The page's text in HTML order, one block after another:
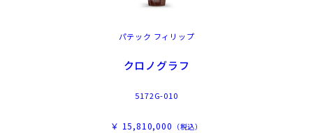
パテック フィリップ
クロノグラフ
5172G-010
￥ 15,810,000 （税込）